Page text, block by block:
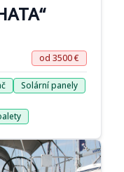
od 3500 €
Solární panely